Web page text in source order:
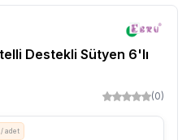
Destekli Sütyen 6'lı
(0)
/ adet